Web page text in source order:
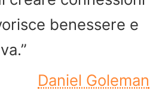
benessere e
Daniel Goleman